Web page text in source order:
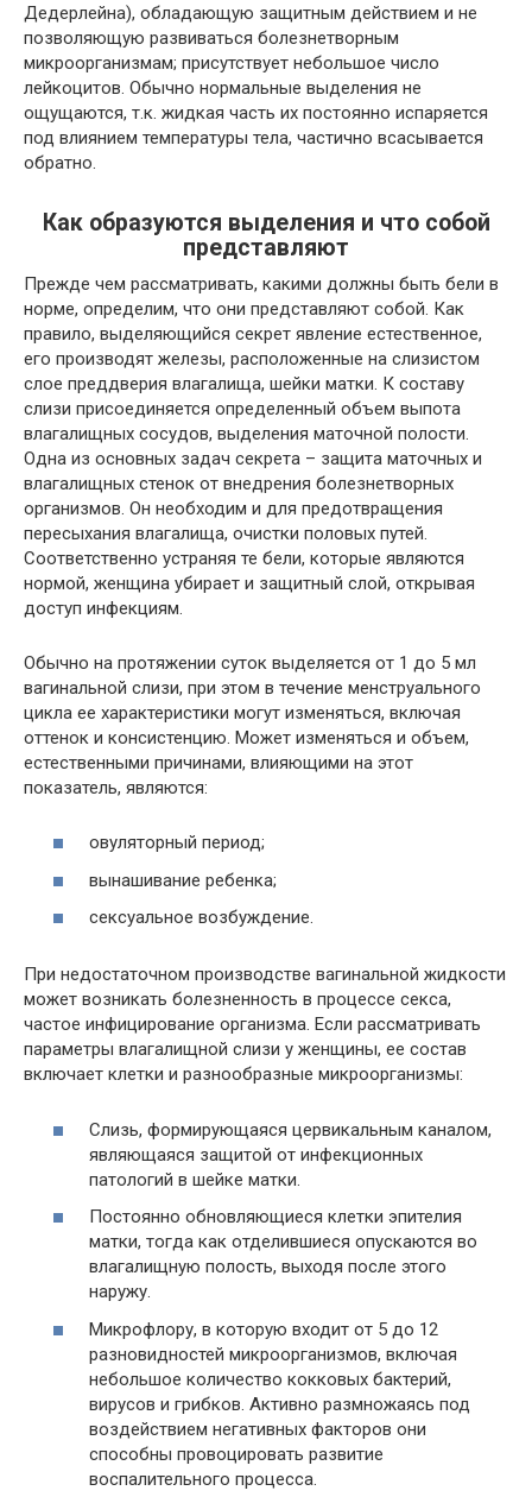
Дедерлейна), обладающую защитным действием и не
позволяющую развиваться болезнетворным
микроорганизмам; присутствует небольшое число
лейкоцитов. Обычно нормальные выделения не
ощущаются, т.к. жидкая часть их постоянно испаряется
под влиянием температуры тела, частично всасывается
обратно.
Как образуются выделения и что собой
представляют
Прежде чем рассматривать, какими должны быть бели в
норме, определим, что они представляют собой. Как
правило, выделяющийся секрет явление естественное,
его производят железы, расположенные на слизистом
слое преддверия влагалища, шейки матки. К составу
слизи присоединяется определенный объем выпота
влагалищных сосудов, выделения маточной полости.
Одна из основных задач секрета – защита маточных и
влагалищных стенок от внедрения болезнетворных
организмов. Он необходим и для предотвращения
пересыхания влагалища, очистки половых путей.
Соответственно устраняя те бели, которые являются
нормой, женщина убирает и защитный слой, открывая
доступ инфекциям.
Обычно на протяжении суток выделяется от 1 до 5 мл
вагинальной слизи, при этом в течение менструального
цикла ее характеристики могут изменяться, включая
оттенок и консистенцию. Может изменяться и объем,
естественными причинами, влияющими на этот
показатель, являются:
овуляторный период;
вынашивание ребенка;
сексуальное возбуждение.
При недостаточном производстве вагинальной жидкости
может возникать болезненность в процессе секса,
частое инфицирование организма. Если рассматривать
параметры влагалищной слизи у женщины, ее состав
включает клетки и разнообразные микроорганизмы:
Слизь, формирующаяся цервикальным каналом,
являющаяся защитой от инфекционных
патологий в шейке матки.
Постоянно обновляющиеся клетки эпителия
матки, тогда как отделившиеся опускаются во
влагалищную полость, выходя после этого
наружу.
Микрофлору, в которую входит от 5 до 12
разновидностей микроорганизмов, включая
небольшое количество кокковых бактерий,
вирусов и грибков. Активно размножаясь под
воздействием негативных факторов они
способны провоцировать развитие
воспалительного процесса.